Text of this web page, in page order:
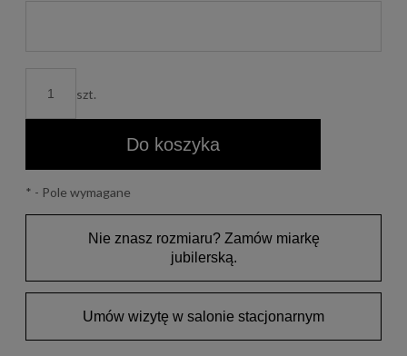
szt.
Do koszyka
* - Pole wymagane
Nie znasz rozmiaru? Zamów miarkę
jubilerską.
Umów wizytę w salonie stacjonarnym